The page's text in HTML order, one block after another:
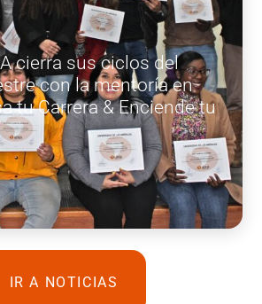
cierra sus ciclos del
con la mentoría en
tu Carrera & Enciende tu
IR A NOTICIAS